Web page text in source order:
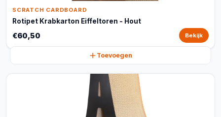
SCRATCH CARDBOARD
Rotipet Krabkarton Eiffeltoren - Hout
€60,50 Bekijk
Toevoegen